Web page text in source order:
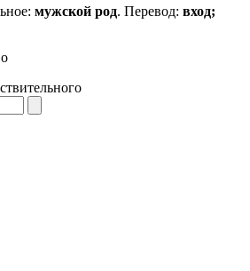
мужской род. Перевод: вход;